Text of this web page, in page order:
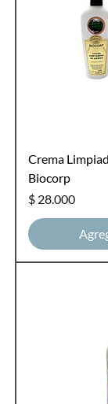
Crema
Biocorp
Precio
$ 28.000